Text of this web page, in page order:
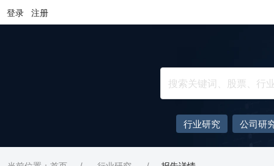
登录 注册
行业研究 公司研